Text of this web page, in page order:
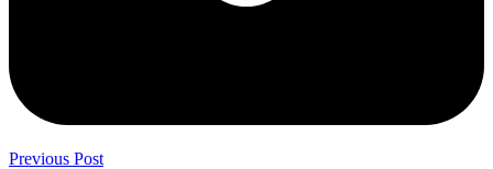
Previous Post